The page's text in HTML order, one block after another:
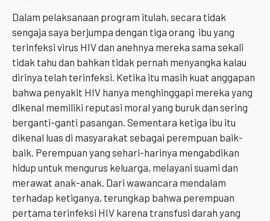
Dalam pelaksanaan program itulah, secara tidak
sengaja saya berjumpa dengan tiga orang ibu yang
terinfeksi virus HIV dan anehnya mereka sama sekali
tidak tahu dan bahkan tidak pernah menyangka kalau
dirinya telah terinfeksi. Ketika itu masih kuat anggapan
bahwa penyakit HIV hanya menghinggapi mereka yang
dikenal memiliki reputasi moral yang buruk dan sering
berganti-ganti pasangan. Sementara ketiga ibu itu
dikenal luas di masyarakat sebagai perempuan baik-
baik. Perempuan yang sehari-harinya mengabdikan
hidup untuk mengurus keluarga, melayani suami dan
merawat anak-anak. Dari wawancara mendalam
terhadap ketiganya, terungkap bahwa perempuan
pertama terinfeksi HIV karena transfusi darah yang